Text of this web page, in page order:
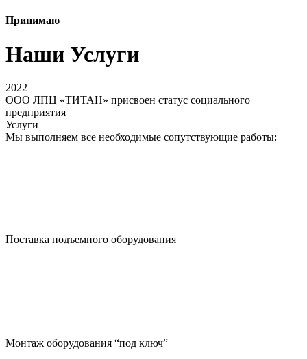
Принимаю
Наши Услуги
2022
ООО ЛПЦ «ТИТАН» присвоен статус социального
предприятия
Услуги
Мы выполняем все необходимые сопутствующие работы:
Поставка подъемного оборудования
Монтаж оборудования “под ключ”